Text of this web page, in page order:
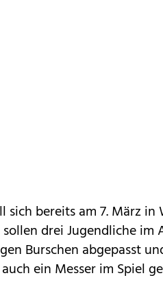
sich bereits am 7. März
drei Jugendliche im
Burschen abgepasst
ein Messer im Spiel